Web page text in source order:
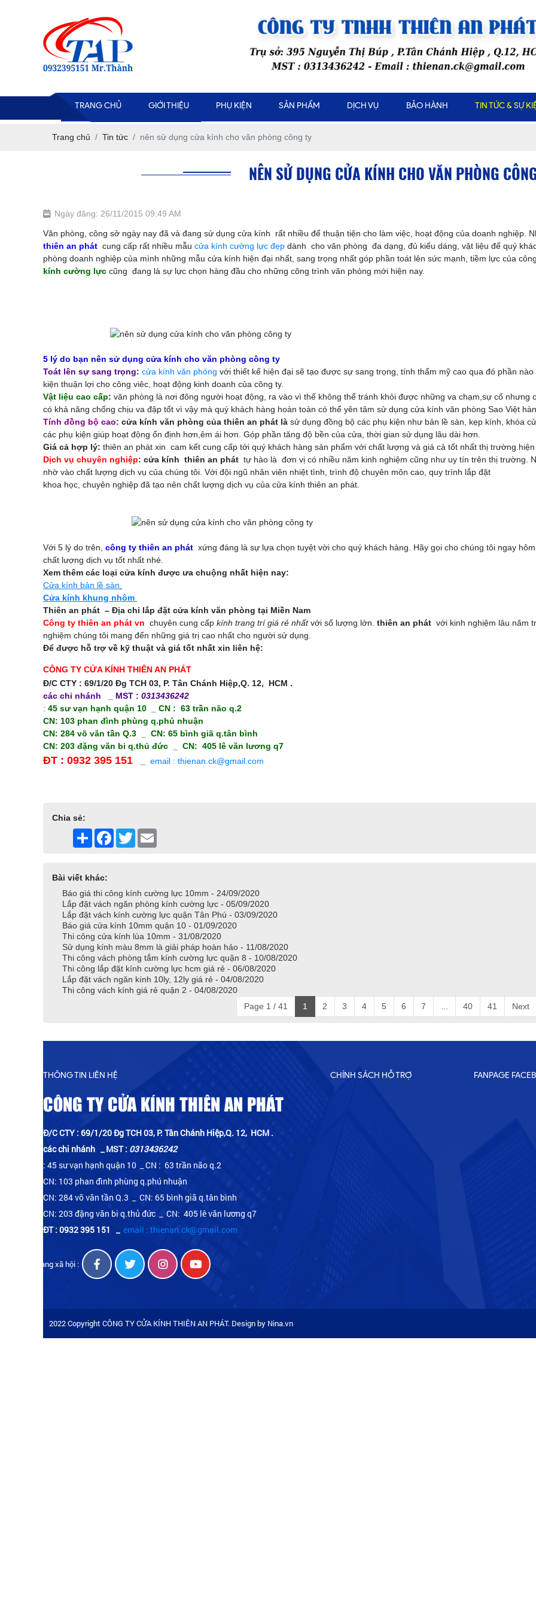
TRANG CHỦ GIỚI THIỆU PHỤ KIỆN SẢN PHẨM DỊCH VỤ BẢO HÀNH TIN TỨC & SỰ
Trang chủ Tin tức nên sử dụng cửa kính cho văn phòng công ty
NÊN SỬ DỤNG CỬA KÍNH CHO VĂN PHÒNG
Ngày đăng: 26/11/2015 09:49 AM
Văn phòng, công sở ngày nay đã và đang sử dụng cửa kính rất nhiều để thuận tiện cho làm việc, hoạt động của doanh nghiệp.
thiên an phát cung cấp rất nhiều mẫu cửa kính cường lực đẹp dành cho văn phòng đa dạng, đủ kiểu dáng, vật liệu để quý
phòng doanh nghiệp của mình những mẫu cửa kính hiện đại nhất, sang trọng nhất góp phần toát lên sức mạnh, tiềm lực của
kính cường lực cũng đang là sự lực chọn hàng đầu cho những công trình văn phòng mới hiện nay.
5 lý do bạn nên sử dụng cửa kính cho văn phòng công ty
Toát lên sự sang trọng: cửa kính văn phòng với thiết kế hiện đại sẽ tạo được sự sang trọng, tính thẩm mỹ cao qua đó phần
kiện thuận lợi cho công viêc, hoạt động kinh doanh của công ty.
Vật liệu cao cấp: văn phòng là nơi đông người hoạt động, ra vào vì thế không thể tránh khỏi được những va chạm,sự cố
có khả năng chống chịu va đập tốt vì vậy mà quý khách hàng hoàn toàn có thể yên tâm sử dụng cửa kính văn phòng Sao Việt
Tính đồng bộ cao: cửa kính văn phòng của thiên an phát là sử dụng đồng bộ các phụ kiện như bản lề sàn, kẹp kính, khóa
các phụ kiện giúp hoạt động ổn định hơn,êm ái hơn. Góp phần tăng độ bền của cửa, thời gian sử dụng lâu dài hơn.
Giá cả hợp lý: thiên an phát xin cam kết cung cấp tới quý khách hàng sản phẩm với chất lượng và giá cả tốt nhất thị
Dịch vụ chuyên nghiệp: cửa kính thiên an phát tự hào là đơn vị có nhiều năm kinh nghiệm cũng như uy tín trên thị trường.
nhờ vào chất lượng dịch vụ của chúng tôi. Với đội ngũ nhân viên nhiệt tình, trình độ chuyên môn cao, quy trình lắp đặt
khoa học, chuyên nghiệp đã tạo nên chất lượng dịch vụ của cửa kính thiên an phát.
Với 5 lý do trên, công ty thiên an phát xứng đáng là sự lựa chọn tuyệt vời cho quý khách hàng. Hãy gọi cho chúng tôi ngay
chất lượng dịch vụ tốt nhất nhé.
Xem thêm các loại cửa kính được ưa chuộng nhất hiện nay:
Cửa kính bản lề sàn
Cửa kính khung nhôm
Thiên an phát – Địa chỉ lắp đặt cửa kính văn phòng tại Miền Nam
Công ty thiên an phát vn chuyên cung cấp kính trang trí giá rẻ nhấtvới số lượng lớn. thiên an phát với kinh nghiệm lâu năm
nghiệm chúng tôi mang đến những giá trị cao nhất cho người sử dụng.
Để được hỗ trợ về kỹ thuật và giá tốt nhất xin liên hệ:
CÔNG TY CỬA KÍNH THIÊN AN PHÁT
Đ/C CTY : 69/1/20 Đg TCH 03, P. Tân Chánh Hiệp,Q. 12, HCM .
các chi nhánh
_ MST : 0313436242
: 45 sư vạn hạnh quận 10 _ CN : 63 trần não q.2
CN: 103 phan đình phùng q.phú nhuận
CN: 284 võ văn tần Q.3 _ CN: 65 bình giã q.tân bình
CN: 203 đặng văn bi q.thủ đức _ CN: 405 lê văn lương q7
ĐT : 0932 395 151 email : thienan.ck@gmail.com
Chia sẻ:
Share Facebook
Twitter
Bài viết khác:
Báo giá thi công kính cường lực 10mm - 24/09/2020
Lắp đặt vách ngăn phòng kính cường lực - 05/09/2020
Lắp đặt vách kính cường lực quận Tân Phú - 03/09/2020
Báo giá cửa kính 10mm quận 10 - 01/09/2020
Thi công cửa kính lùa 10mm - 31/08/2020
Sử dụng kính màu 8mm là giải pháp hoàn hảo - 11/08/2020
Thi công vách phòng tắm kính cường lực quận 8 - 10/08/2020
Thi công lắp đặt kính cường lực hcm giá rẻ - 06/08/2020
Lắp đặt vách ngăn kính 10ly, 12ly giá rẻ - 04/08/2020
Thi công vách kính giá rẻ quận 2 - 04/08/2020
Page 1 / 41
1 2 3 4 5 6 7 40 41 Next
THÔNG TIN LIÊN HỆ
CÔNG TY CỬA KÍNH THIÊN AN PHÁT
Đ/C CTY : 69/1/20 Đg TCH 03, P. Tân Chánh Hiệp,Q. 12, HCM .
các chi nhánh _ MST : 0313436242
: 45 sư vạn hạnh quận 10 _ CN : 63 trần não q.2
CN: 103 phan đình phùng q.phú nhuận
CN: 284 võ văn tần Q.3 _ CN: 65 bình giã q.tân bình
CN: 203 đặng văn bi q.thủ đức _ CN: 405 lê văn lương q7
ĐT : 0932 395 151 _ email : thienan.ck@gmail.com
Mạng xã hội :
CHÍNH SÁCH HỖ TRỢ FANPAGE
2022 Copyright CÔNG TY CỬA KÍNH THIÊN AN PHÁT. Design by Nina.vn